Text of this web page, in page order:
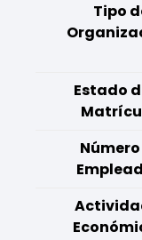
Tipo
Estado